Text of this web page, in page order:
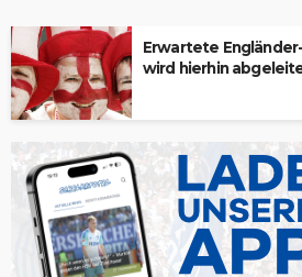
Erwartete
wird hierhin